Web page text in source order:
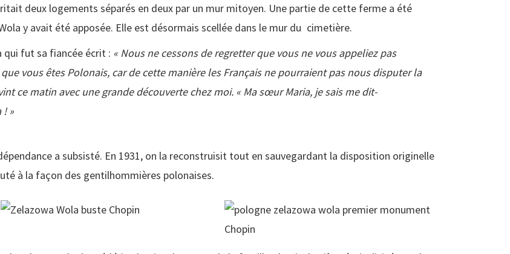
deux logements séparés en deux par un mur mitoyen. Une partie de cette ferme a été
y avait été apposée. Elle est désormais scellée dans le mur du cimetière.
qui fut sa fiancée écrit : « Nous ne cessons de regretter que vous ne vous appeliez pas
vous êtes Polonais, car de cette manière les Français ne pourraient pas nous disputer la
ce matin avec une grande découverte chez moi. « Ma sœur Maria, je sais me dit-
»
a subsisté. En 1931, on la reconstruisit tout en sauvegardant la disposition originelle
à la façon des gentilhommières polonaises.